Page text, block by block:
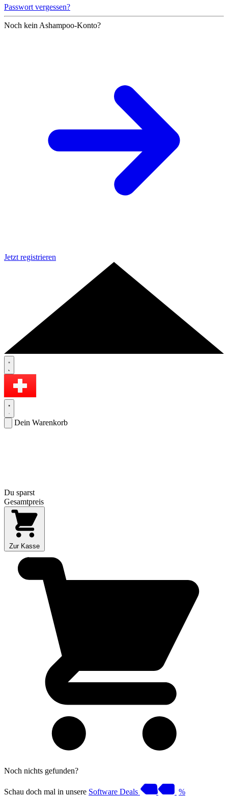
Passwort vergessen?
Noch kein Ashampoo-Konto?
Jetzt registrieren
Dein Warenkorb
Du sparst
Gesamtpreis
Zur Kasse
Noch nichts gefunden?
Schau doch mal in unsere Software Deals %